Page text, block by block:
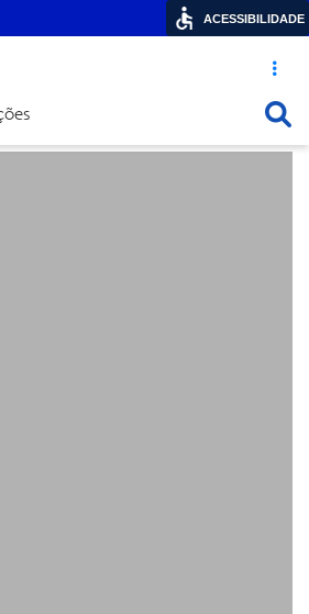
Acesso
navegação
ACESSIBILIDADE